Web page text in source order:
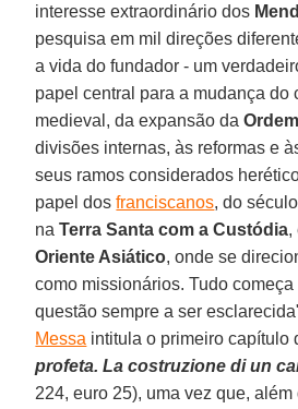
interesse extraordinário dos
pesquisa em mil direções
a vida do fundador - um
papel central para a mudança do
medieval, da expansão daOrdem
divisões internas, às reformas e
seus ramos considerados
papel dosfranciscanos, do
naTerra Santa com a Custódia,
Oriente Asiático, onde se
como missionários. Tudo
questão sempre a ser
Messa intitula o primeiro capítulo
profeta. La costruzione di un
224, euro 25), uma vez que,